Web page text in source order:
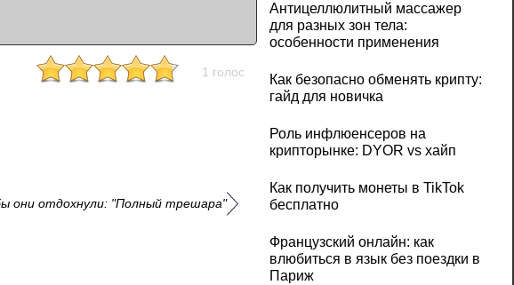
1 голос
они отдохнули: "Полный трешара"
Антицеллюлитный массажер
для разных зон тела:
особенности применения
Как безопасно обменять крипту:
гайд для новичка
Роль инфлюенсеров на
крипторынке: DYOR vs хайп
Как получить монеты в TikTok
бесплатно
Французский онлайн: как
влюбиться в язык без поездки в
Париж